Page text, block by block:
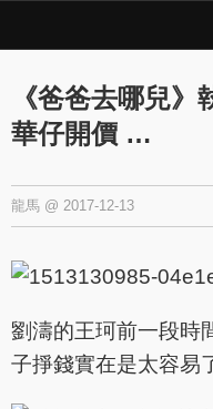
《爸爸去哪兒》
華仔開價 …
龍馬 @ 2017-12-13
劉濤的王珂前一段時
子掙錢實在是太容易
Copyright ©